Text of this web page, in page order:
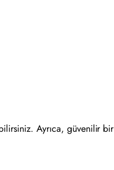
Ayrıca, güvenilir